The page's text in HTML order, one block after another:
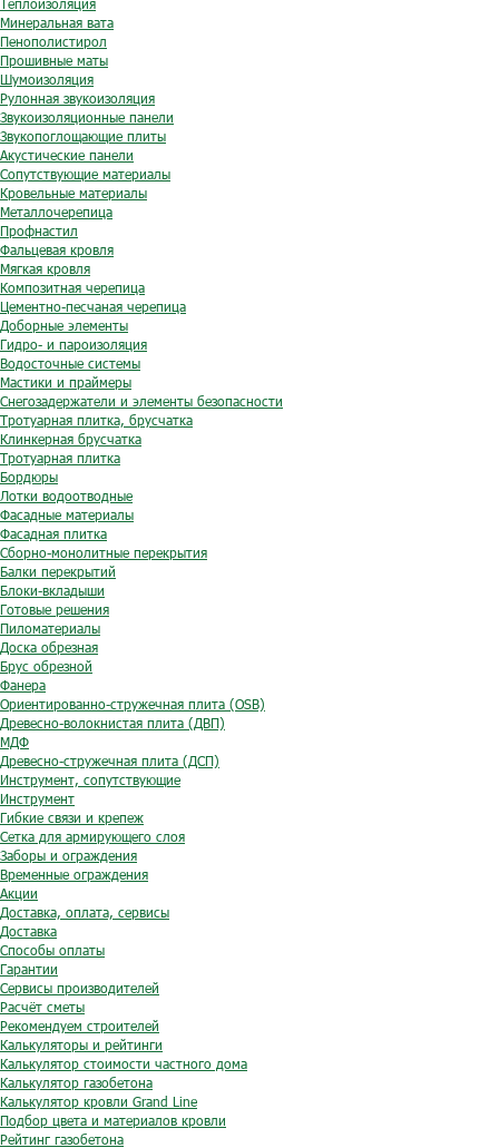
Теплоизоляция
Минеральная вата
Пенополистирол
Прошивные маты
Шумоизоляция
Рулонная звукоизоляция
Звукоизоляционные панели
Звукопоглощающие плиты
Акустические панели
Сопутствующие материалы
Кровельные материалы
Металлочерепица
Профнастил
Фальцевая кровля
Мягкая кровля
Композитная черепица
Цементно-песчаная черепица
Доборные элементы
Гидро- и пароизоляция
Водосточные системы
Мастики и праймеры
Снегозадержатели и элементы безопасности
Тротуарная плитка, брусчатка
Клинкерная брусчатка
Тротуарная плитка
Бордюры
Лотки водоотводные
Фасадные материалы
Фасадная плитка
Сборно-монолитные перекрытия
Балки перекрытий
Блоки-вкладыши
Готовые решения
Пиломатериалы
Доска обрезная
Брус обрезной
Фанера
Ориентированно-стружечная плита (OSB)
Древесно-волокнистая плита (ДВП)
МДФ
Древесно-стружечная плита (ДСП)
Инструмент, сопутствующие
Инструмент
Гибкие связи и крепеж
Сетка для армирующего слоя
Заборы и ограждения
Временные ограждения
Акции
Доставка, оплата, сервисы
Доставка
Способы оплаты
Гарантии
Сервисы производителей
Расчёт сметы
Рекомендуем строителей
Калькуляторы и рейтинги
Калькулятор стоимости частного дома
Калькулятор газобетона
Калькулятор кровли Grand Line
Подбор цвета и материалов кровли
Рейтинг газобетона